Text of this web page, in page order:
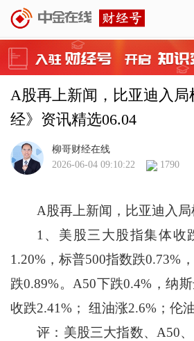
A股再上新闻，比亚迪入
经》资讯精选06.04
柳哥财经在线
2026-06-04 09:10:22
1790
A股再上新闻，比亚迪入局
1、美股三大股指集体收
1.20%，标普500指数跌0.73%
跌0.89%。A50下跌0.4%，纳
收跌2.41%； 纽油涨2.6%；伦
评：美股三大指数、A50、